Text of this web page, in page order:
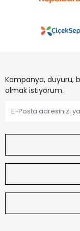
Kampanya, duyuru,
olmak istiyorum.